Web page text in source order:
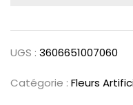
UGS : 3606651007060
Catégorie : Fleurs